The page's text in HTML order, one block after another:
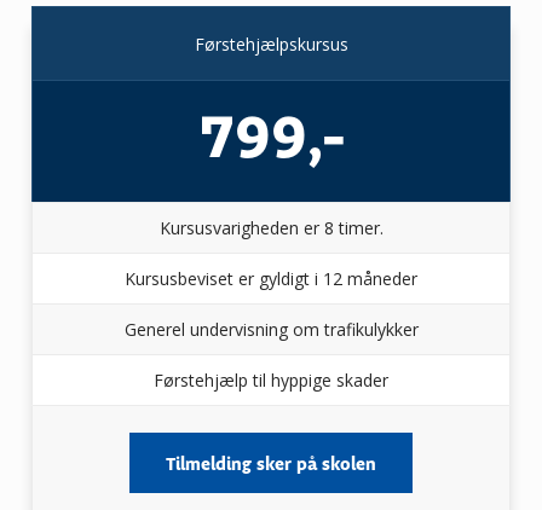
Førstehjælpskursus
799,-
Kursusvarigheden er 8 timer.
Kursusbeviset er gyldigt i 12 måneder
Generel undervisning om trafikulykker
Førstehjælp til hyppige skader
Tilmelding sker på skolen